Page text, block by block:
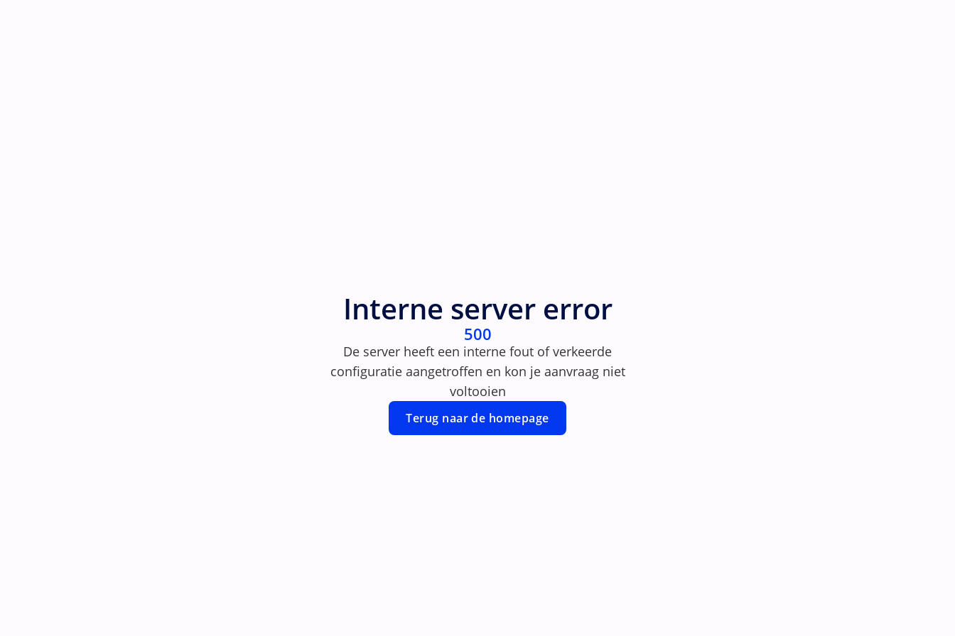
Interne server error
500
De server heeft een interne fout of verkeerde
configuratie aangetroffen en kon je aanvraag niet
voltooien
Terug naar de homepage